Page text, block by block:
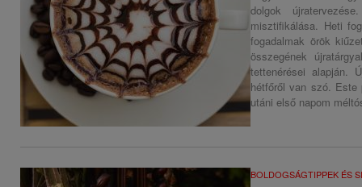
dolgok
misztifikálása. Heti
fogadalmak örök
összegének
tettenérései alapján.
hétfőről van szó. Este
utáni első napom
BOLDOGSÁGTIPPEK ÉS